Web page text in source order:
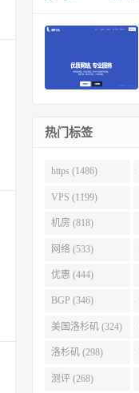
热门标签
https (1486)
VPS (1199)
机房 (818)
网络 (533)
优惠 (444)
BGP (346)
美国洛杉矶 (324)
洛杉矶 (298)
测评 (268)